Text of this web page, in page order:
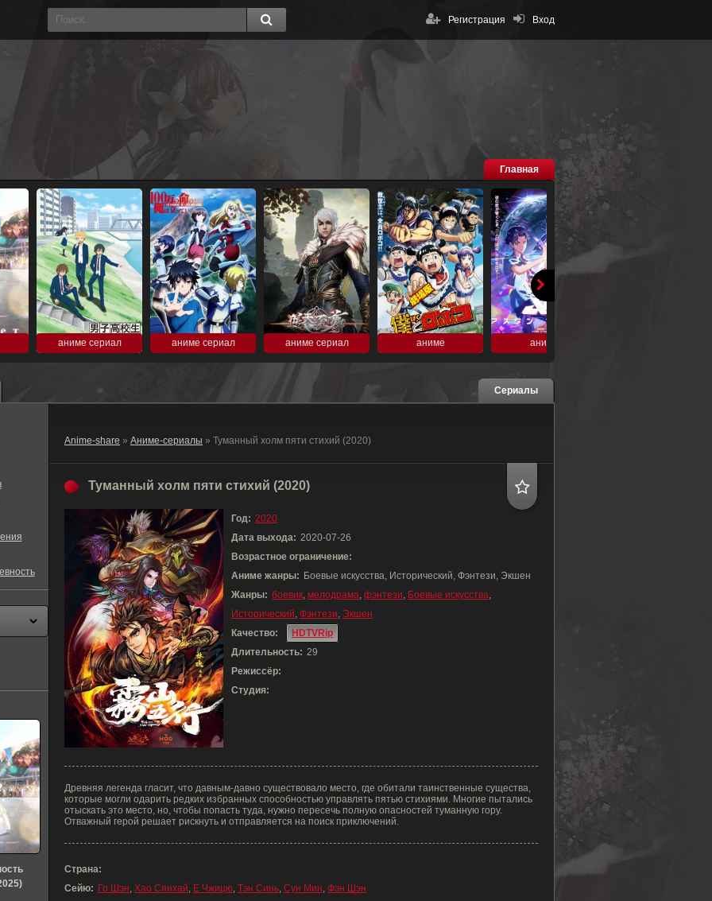
Вход
Регистрация
Главная
аниме сериал аниме сериал аниме сериал аниме аниме
Сериалы
Anime-share » Аниме-сериалы » Туманный холм пяти стихий (2020)
Туманный холм пяти стихий (2020)
Год: 2020
Дата выхода: 2020-07-26
Возрастное ограничение:
Аниме жанры: Боевые искусства, Исторический, Фэнтези, Экшен
Жанры: боевик, мелодрама, фэнтези, Боевые искусства,
Исторический, Фэнтези, Экшен
Качество:
HDTVRip
Длительность: 29
Режиссёр:
Студия:
Древняя легенда гласит, что давным-давно существовало место, где обитали таинственные существа,
которые могли одарить редких избранных способностью управлять пятью стихиями. Многие пытались
отыскать это место, но, чтобы попасть туда, нужно пересечь полную опасностей туманную гору.
Отважный герой решает рискнуть и отправляется на поиск приключений.
Страна:
Сейю: Го Шэн, Хао Сянхай, Е Чжицю, Тэн Синь, Сун Мин, Фэн Шэн